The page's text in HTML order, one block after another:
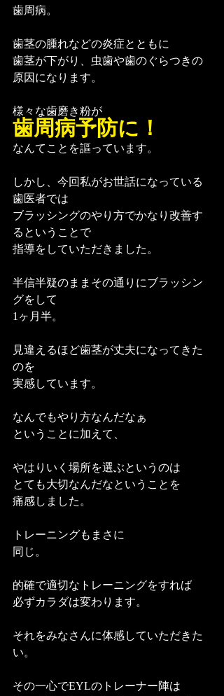
歯周病。
歯茎の腫れなどの炎症とともに
歯茎が下がり、虫歯や歯のぐらつきの
原因になります。
様々な歯磨き粉が
歯周病予防に！
なんてことを謳っています。
しかし、今回私がお世話になっている
歯医者では
ブラッシングのやり方でかなり改善す
るということで
指導をしていただきました。
半信半疑のままその通りにブラッシン
グをして
1ヶ月半。
見違えるほど歯茎が丈夫になってきた
のを
実感しています。
なんでもやり方なんだなぁ
ということに加えて、
やはりいく場所を選ぶというのは
とても大切なんだなということを
痛感しました。
トレーニングもまさに
同じ。
的確で適切なトレーニングをすれば
必ずカラダは変わります。
それをみなさんに体感していただきた
い。
その一心でEYLのトレーナー陣は